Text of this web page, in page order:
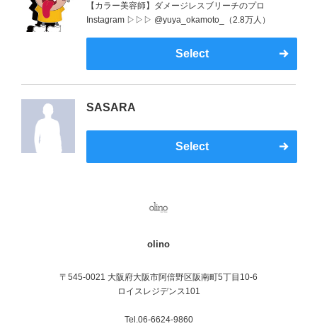
【カラー美容師】ダメージレスブリーチのプロ
Instagram ▷▷▷ @yuya_okamoto_（2.8万人）
Select
SASARA
Select
olino
〒545-0021 大阪府大阪市阿倍野区阪南町5丁目10-6
ロイスレジデンス101
Tel.06-6624-9860